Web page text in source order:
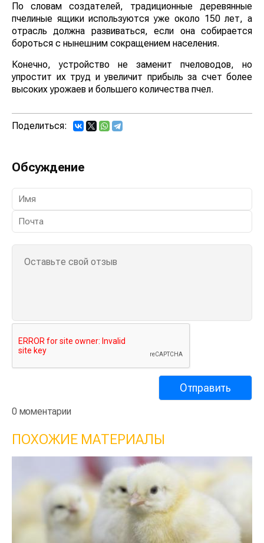
По словам создателей, традиционные деревянные
пчелиные ящики используются уже около 150 лет, а
отрасль должна развиваться, если она собирается
бороться с нынешним сокращением населения.
Конечно, устройство не заменит пчеловодов, но
упростит их труд и увеличит прибыль за счет более
высоких урожаев и большего количества пчел.
Поделиться:
Обсуждение
0 моментарии
ПОХОЖИЕ МАТЕРИАЛЫ